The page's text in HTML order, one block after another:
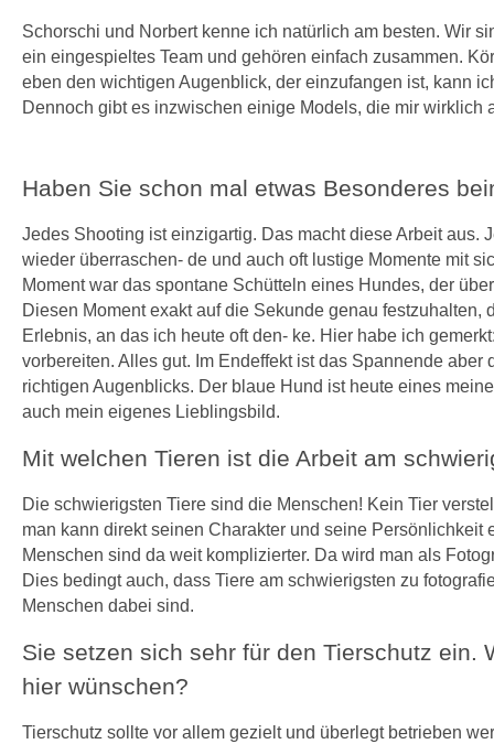
Schorschi und Norbert kenne ich natürlich am besten. Wir
ein eingespieltes Team und gehören einfach zusammen.
eben den wichtigen Augenblick, der einzufangen ist, kann
Dennoch gibt es inzwischen einige Models, die mir wirklich
Haben Sie schon mal etwas Besonderes
Jedes Shooting ist einzigartig. Das macht diese Arbeit aus.
wieder überraschen- de und auch oft lustige Momente mit
Moment war das spontane Schütteln eines Hundes, der
Diesen Moment exakt auf die Sekunde genau festzuhalten,
Erlebnis, an das ich heute oft den- ke. Hier habe ich
vorbereiten. Alles gut. Im Endeffekt ist das Spannende aber
richtigen Augenblicks. Der blaue Hund ist heute eines
auch mein eigenes Lieblingsbild.
Mit welchen Tieren ist die Arbeit am
Die schwierigsten Tiere sind die Menschen! Kein Tier
man kann direkt seinen Charakter und seine Persönlichkeit
Menschen sind da weit komplizierter. Da wird man als
Dies bedingt auch, dass Tiere am schwierigsten zu
Menschen dabei sind.
Sie setzen sich sehr für den Tierschutz ein.
hier wünschen?
Tierschutz sollte vor allem gezielt und überlegt betrieben